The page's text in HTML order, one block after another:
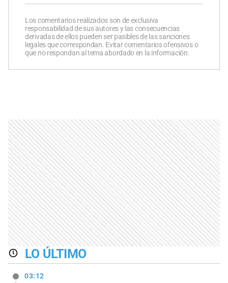
Los comentarios realizados son de exclusiva
responsabilidad de sus autores y las consecuencias
derivadas de ellos pueden ser pasibles de las sanciones
legales que correspondan. Evitar comentarios ofensivos o
que no respondan al tema abordado en la información.
LO ÚLTIMO
03:12